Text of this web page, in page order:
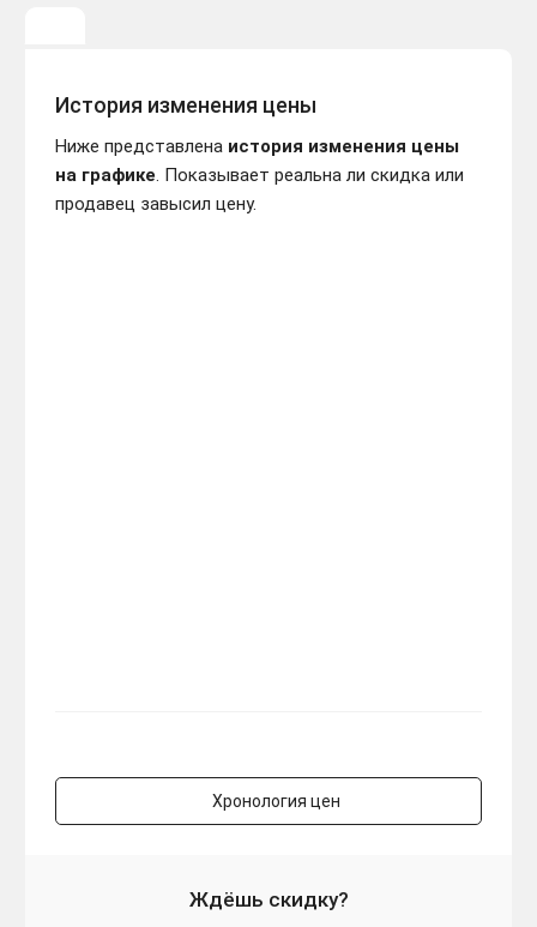
История изменения цены
Ниже представлена история изменения цены
на графике. Показывает реальна ли скидка или
продавец завысил цену.
Хронология цен
Ждёшь скидку?